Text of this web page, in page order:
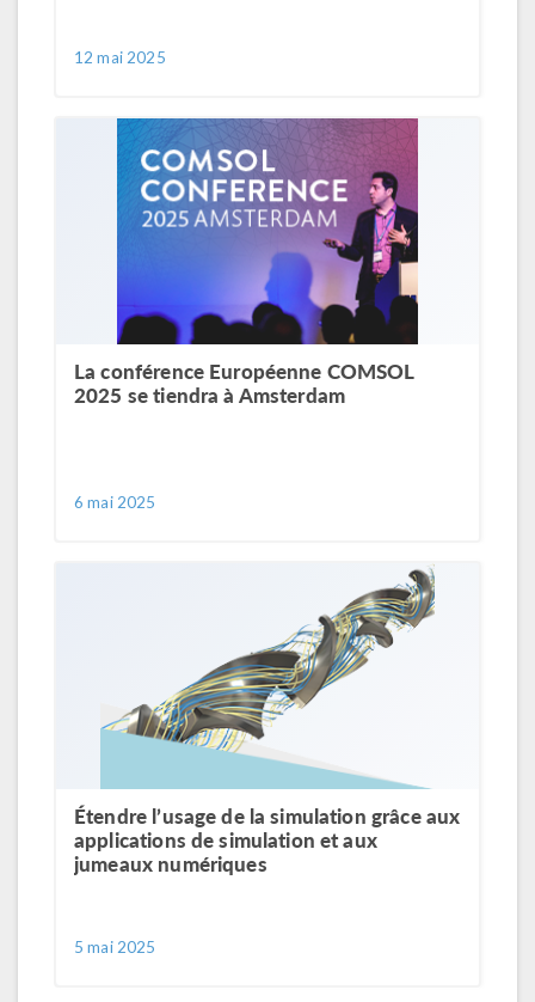
12 mai 2025
La conférence Européenne COMSOL
2025 se tiendra à Amsterdam
6 mai 2025
Étendre l’usage de la simulation grâce aux
applications de simulation et aux
jumeaux numériques
5 mai 2025